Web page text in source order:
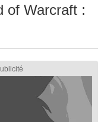
of Warcraft :